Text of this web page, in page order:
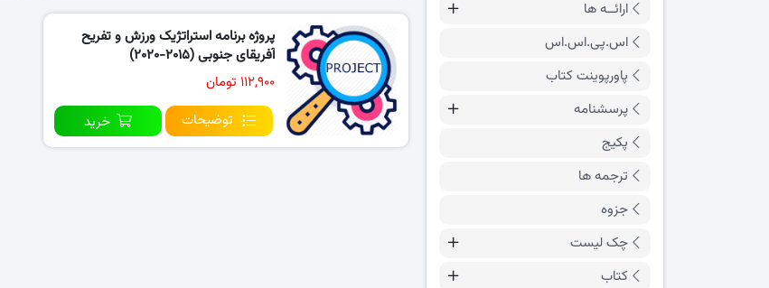
پروژه برنامه استراتژیک ورزش و تفریح
آفریقای جنوبی (۲۰۱۵-۲۰۲۰)
۱۱۲,۹۰۰ تومان
توضیحات
خرید
ارائــه ها
اس.پی.اس.اس
پاورپوینت کتاب
پرسشنامه
پکیج
ترجمه ها
جزوه
چک لیست
کتاب